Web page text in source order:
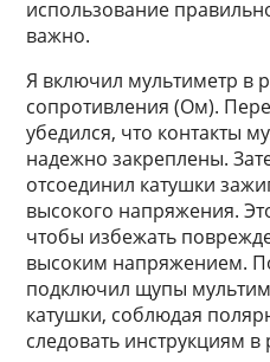
использование
важно.
Я включил мультиметр в
сопротивления (Ом).
убедился, что контакты
надежно закреплены.
отсоединил катушки
высокого напряжения.
чтобы избежать
высоким напряжением.
подключил щупы
катушки, соблюдая
следовать инструкциям